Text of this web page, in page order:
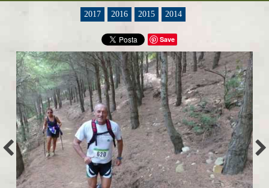
2017 2016 2015 2014
Save